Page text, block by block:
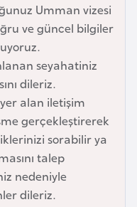
Umman vizesi
ve güncel bilgiler
seyahatiniz
dileriz.
alan iletişim
gerçekleştirerek
sorabilir ya
talep
nedeniyle
dileriz.